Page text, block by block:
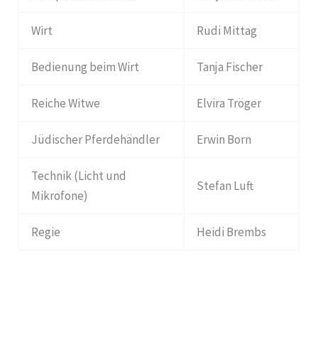
Wirt Rudi Mittag
Bedienung beim Wirt Tanja Fischer
Reiche Witwe Elvira Tröger
Jüdischer Pferdehändler Erwin Born
Technik (Licht und
Mikrofone)
Stefan Luft
Regie Heidi Brembs